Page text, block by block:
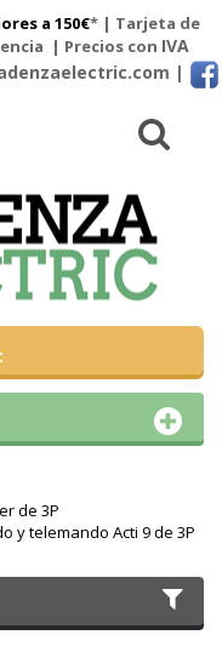
a 150€* | Tarjeta de
| Precios con IVA
|
de 3P
y telemando Acti 9 de 3P